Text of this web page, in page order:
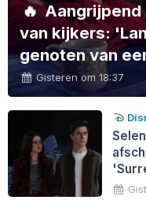
🔥Aangrijpend
van kijkers:
genoten van
Gisteren om 18:37